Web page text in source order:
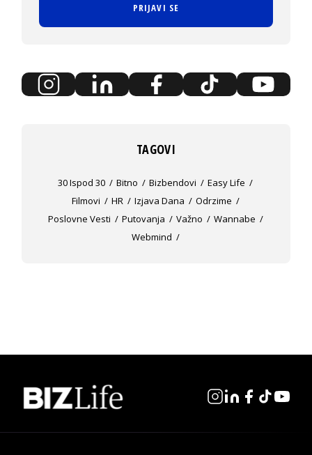
PRIJAVI SE
TAGOVI
30 Ispod 30 Bitno Bizbendovi
Easy Life
Filmovi
HR Izjava Dana
Odrzime
Poslovne Vesti
Putovanja Važno
Wannabe
Webmind